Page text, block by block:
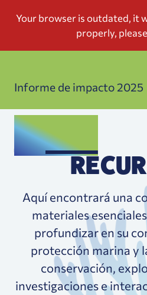
Informe de impacto 2025
Aquí encontrará una
materiales
profundizar en su
protección marina y
conservación,
investigaciones e